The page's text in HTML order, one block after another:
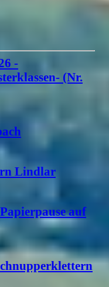
-
(Nr.
Lindlar
auf